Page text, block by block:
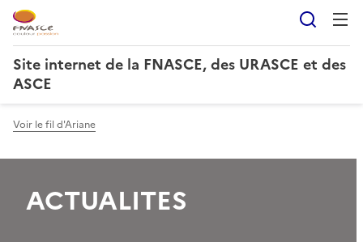
Site internet de la FNASCE, des URASCE et des
ASCE
Voir le fil d'Ariane
ACTUALITES